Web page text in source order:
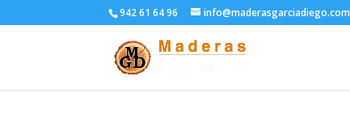
942 61 64 96 info@maderasgarciadiego.com